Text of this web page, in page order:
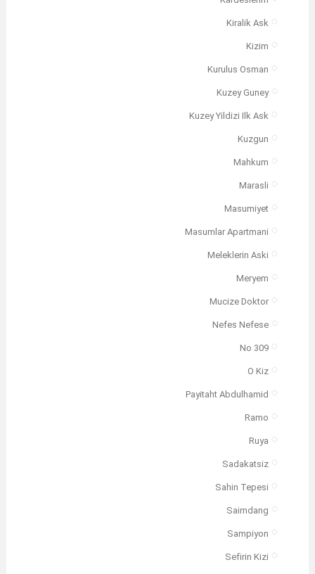
Kiralik Ask
Kizim
Kurulus Osman
Kuzey Guney
Kuzey Yildizi Ilk Ask
Kuzgun
Mahkum
Marasli
Masumiyet
Masumlar Apartmani
Meleklerin Aski
Meryem
Mucize Doktor
Nefes Nefese
No 309
O Kiz
Payitaht Abdulhamid
Ramo
Ruya
Sadakatsiz
Sahin Tepesi
Saimdang
Sampiyon
Sefirin Kizi